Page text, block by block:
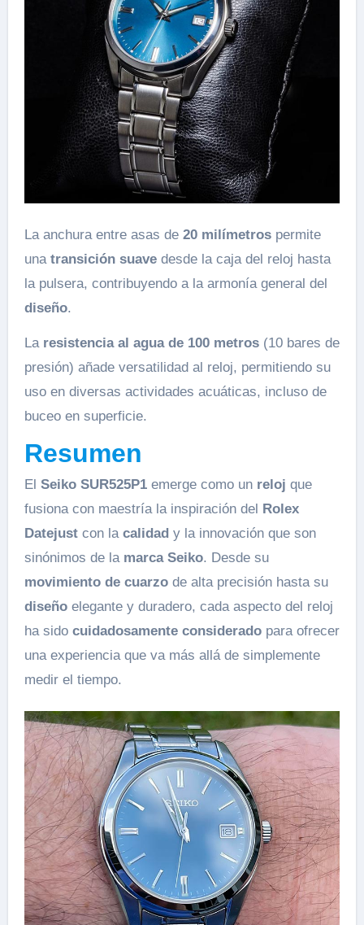
La anchura entre asas de20 milímetrospermite
una transición suavedesde la caja del reloj hasta
la pulsera, contribuyendo a la armonía general del
diseño.
La resistencia al agua de 100 metros(10 bares de
presión) añade versatilidad al reloj, permitiendo su
uso en diversas actividades acuáticas, incluso de
buceo en superficie.
Resumen
El Seiko SUR525P1emerge como un reloj que
fusiona con maestría la inspiración del
Rolex
Datejustcon la calidad y la innovación que son
sinónimos de la marca Seiko. Desde su
movimiento de cuarzode alta precisión hasta su
diseñoelegante y duradero, cada aspecto del reloj
ha sido cuidadosamente consideradopara ofrecer
una experiencia que va más allá de simplemente
medir el tiempo.